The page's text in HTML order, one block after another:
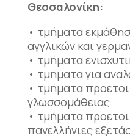
Θεσσαλονίκη:
• τμήματα
αγγλικών και
• τμήματα
• τμήματα για
• τμήματα
γλωσσομάθειας
• τμήματα
πανελλήνιες